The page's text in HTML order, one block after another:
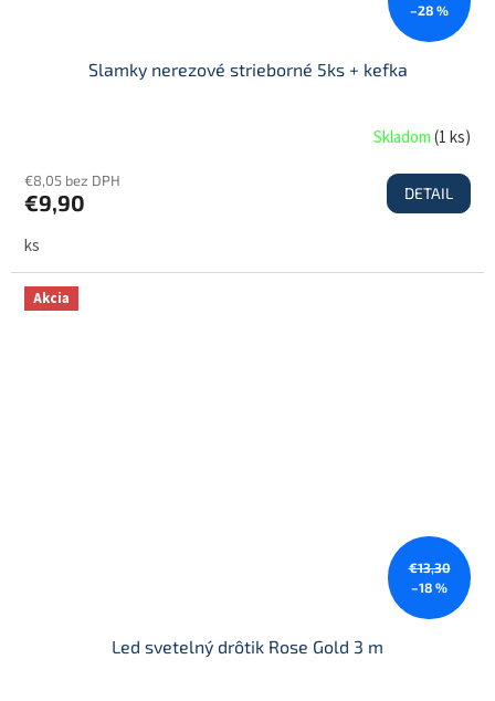
–28 %
Slamky nerezové strieborné 5ks + kefka
Skladom(1 ks)
€8,05 bez DPH
€9,90 DETAIL
ks
Akcia
€13,30
–18 %
Led svetelný drôtik Rose Gold 3 m